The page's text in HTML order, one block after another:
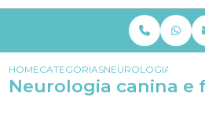
HOMECATEGORIASNEUROLOGIA
Neurologia canina e